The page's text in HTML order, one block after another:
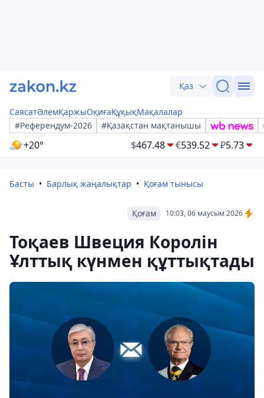
Қаз
СаясатӘлемҚаржыОқиғаҚұқықМақалалар
#Референдум-2026
#Қазақстан мақтанышы
+20° $467.48 €539.52 ₽5.73
Басты Барлық жаңалықтар Қоғам тынысы
10:03, 06 маусым 2026
Қоғам
Тоқаев Швеция Королін
Ұлттық күнмен құттықтады